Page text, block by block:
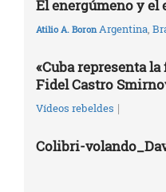
El energúmeno y el
Atilio A. Boron Argentina
«Cuba representa
Fidel Castro
Vídeos rebeldes |
Colibri-